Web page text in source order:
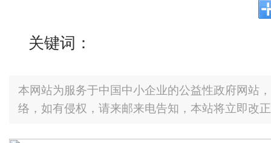
关键词：
本网站为服务于中国中小企业的公益性政府网站
络，如有侵权，请来邮来电告知，本站将立即改